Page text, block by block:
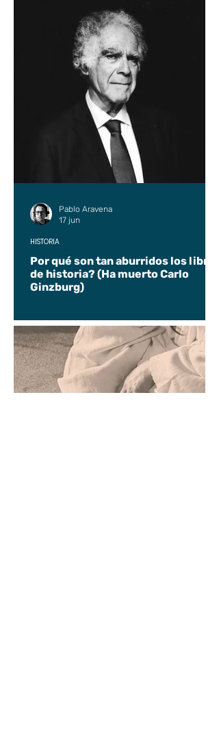
Por qué son tan aburridos los libros
de historia? (Ha muerto Carlo
Ginzburg)
HISTORIA
Pablo Aravena
17 jun